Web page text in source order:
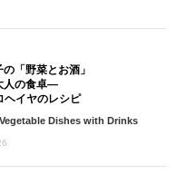
「野菜とお酒」
人の食卓―
ヘイヤのレシピ
Dishes with Drinks